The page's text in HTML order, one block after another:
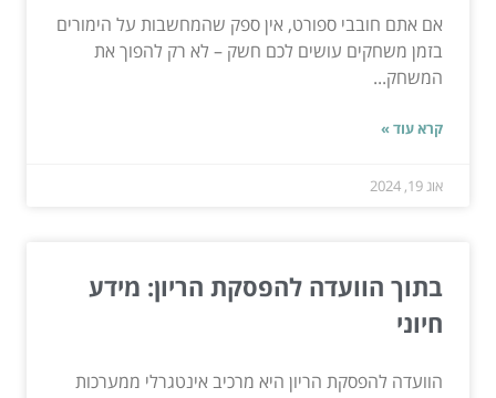
אם אתם חובבי ספורט, אין ספק שהמחשבות על הימורים
בזמן משחקים עושים לכם חשק – לא רק להפוך את
המשחק...
קרא עוד »
אוג 19, 2024
בתוך הוועדה להפסקת הריון: מידע
חיוני
הוועדה להפסקת הריון היא מרכיב אינטגרלי ממערכות